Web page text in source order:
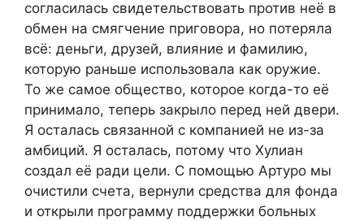
согласилась свидетельствовать против неё в
обмен на смягчение приговора, но потеряла
всё: деньги, друзей, влияние и фамилию,
которую раньше использовала как оружие.
То же самое общество, которое когда-то её
принимало, теперь закрыло перед ней двери.
Я осталась связанной с компанией не из-за
амбиций. Я осталась, потому что Хулиан
создал её ради цели. С помощью Артуро мы
очистили счета, вернули средства для фонда
и открыли программу поддержки больных